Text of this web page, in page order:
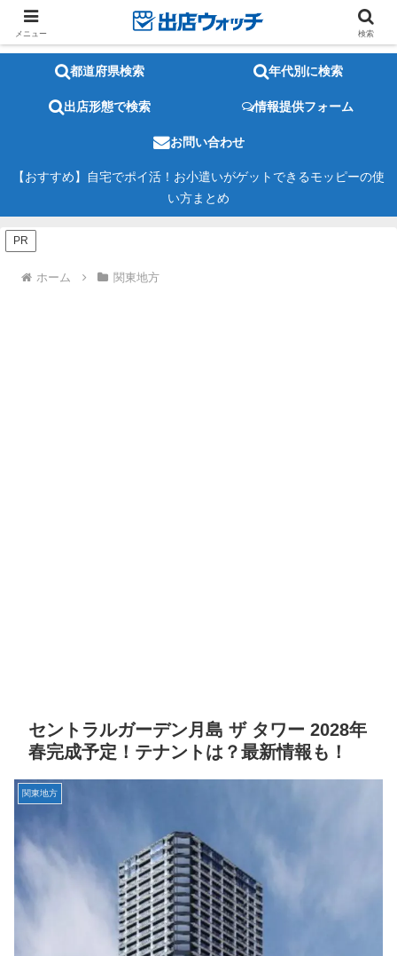
都道府県検索 年代別に検索
出店形態で検索 情報提供フォーム
お問い合わせ
【おすすめ】自宅でポイ活！お小遣いがゲットできるモッピーの使
い方まとめ
PR
ホーム 関東地方
セントラルガーデン月島 ザ タワー 2028年
春完成予定！テナントは？最新情報も！
関東地方
メニュー 検索